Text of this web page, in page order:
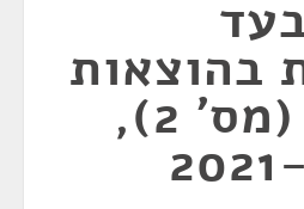
בהוצאות
קבועות) (מס' 2),